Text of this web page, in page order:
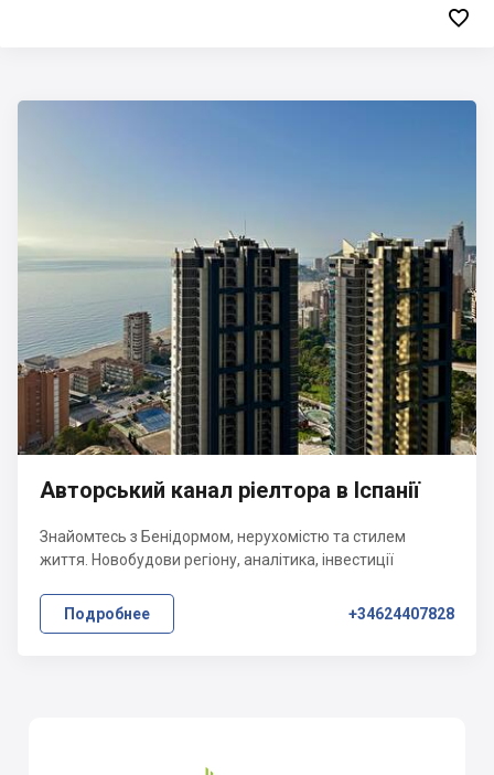

Авторський канал ріелтора в Іспанії
Знайомтесь з Бенідормом, нерухомістю та стилем
життя. Новобудови регіону, аналітика, інвестиції
Подробнее +34624407828